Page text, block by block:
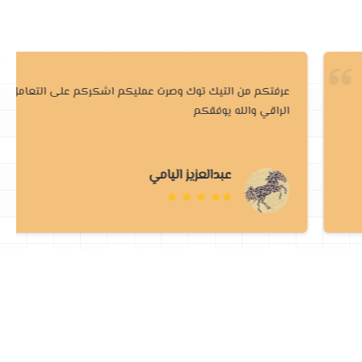
عرفتكم من التيك توك وصرت عمليكم اشكركم على التعامل
الراقي والله يوفقكم
عبدالعزيز اليامي